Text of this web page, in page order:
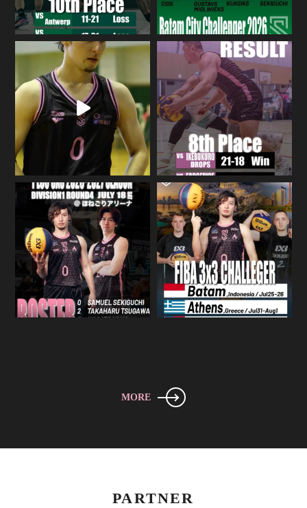
MORE
PARTNER